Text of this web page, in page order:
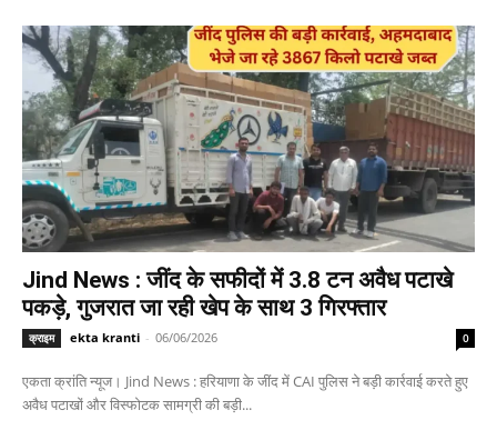
Jind News : जींद के सफीदों में 3.8 टन अवैध पटाखे
पकड़े, गुजरात जा रही खेप के साथ 3 गिरफ्तार
क्राइम ekta kranti - 06/06/2026 0
एकता क्रांति न्यूज। Jind News : हरियाणा के जींद में CAI पुलिस ने बड़ी कार्रवाई करते हुए
अवैध पटाखों और विस्फोटक सामग्री की बड़ी...